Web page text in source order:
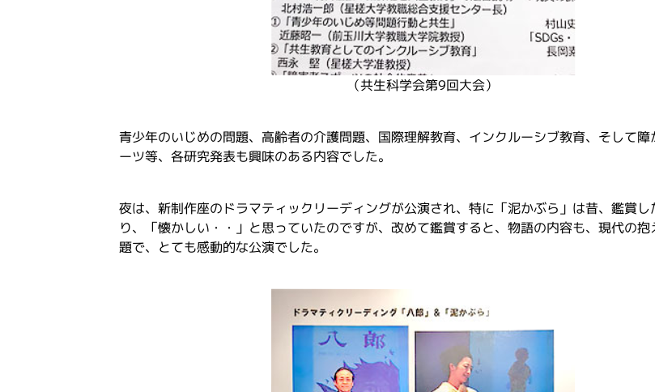
（共生科学会第9回大会）
青少年のいじめの問題、高齢者の介護問題、国際理解教育、インクルーシブ教育、そして障
ーツ等、各研究発表も興味のある内容でした。
夜は、新制作座のドラマティックリーディングが公演され、特に「泥かぶら」は昔、鑑賞し
り、「懐かしい・・」と思っていたのですが、改めて鑑賞すると、物語の内容も、現代の抱
題で、とても感動的な公演でした。